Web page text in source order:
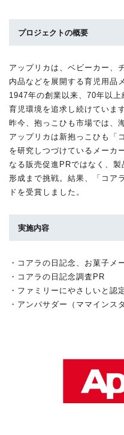
プロジェクトの概要
アップリカは、ベビーカー、
内品などを展開する育児用品
1947年の創業以来、70年以
育児環境を追求し続けています
昨今、抱っこひも市場では、
アップリカは新抱っこひも「
を研究しつづけているメーカ
なる販売促進PRではなく、
形成まで挑戦。結果、「コア
ドを受賞しました。
実施内容
・コアラの日記念、お菓子メ
・コアラの日記念調査PR
・ファミリーにやさしいと認
・アンバサダー（ママインス